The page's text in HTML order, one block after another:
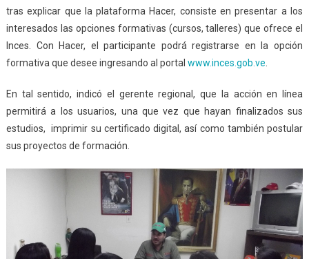
tras explicar que la plataforma Hacer, consiste en presentar a los
interesados las opciones formativas (cursos, talleres) que ofrece el
Inces. Con Hacer, el participante podrá registrarse en laopción
formativa que desee ingresando al portal www.inces.gob.ve
En tal sentido, indicó el gerente regional, que la acción en línea
permitirá a los usuarios, una que vez que hayan finalizados sus
estudios, imprimir su certificado digital, así como también postular
sus proyectos de formación.